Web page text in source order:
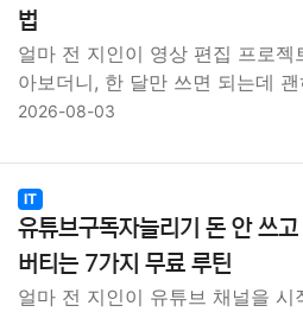
법
얼마 전 지인이 영상 편집 프로
아보더니, 한 달만 쓰면 되는데
2026-08-03
IT
유튜브구독자늘리기 돈 안 쓰고
버티는 7가지 무료 루틴
얼마 전 지인이 유튜브 채널을 시